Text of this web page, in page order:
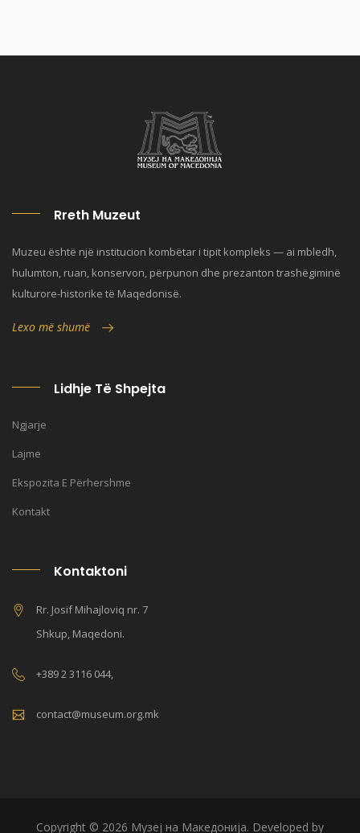
Rreth Muzeut
Muzeu është një institucion kombëtar i tipit kompleks — ai mbledh,
hulumton, ruan, konservon, përpunon dhe prezanton trashëgiminë
kulturore-historike të Maqedonisë.
Lexo më shumë
Lidhje Të Shpejta
Ngjarje
Lajme
Ekspozita E Përhershme
Kontakt
Kontaktoni
Rr. Josif Mihajloviq nr. 7
Shkup, Maqedoni.
+389 2 3116 044,
contact@museum.org.mk
Copyright © 2026 Музеј на Македонија. Developed by